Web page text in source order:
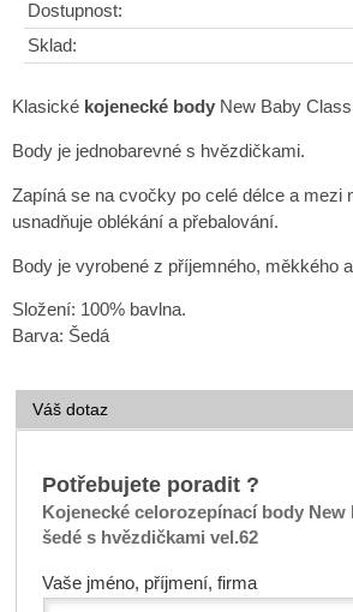
Dostupnost:
Sklad:
Klasické kojenecké body New Baby
Body je jednobarevné s hvězdičkami.
Zapíná se na cvočky po celé délce a mezi
usnadňuje oblékání a přebalování.
Body je vyrobené z příjemného, měkkého
Složení: 100% bavlna.
Barva: Šedá
Váš dotaz
Potřebujete poradit ?
Kojenecké celorozepínací body New
šedé s hvězdičkami vel.62
Vaše jméno, příjmení, firma